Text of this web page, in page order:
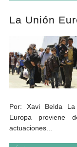
La Unión
Por: Xavi Belda
Europa proviene
actuaciones...